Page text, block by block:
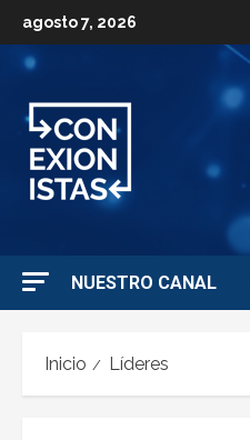
agosto 7, 2026
NUESTRO CANAL
Inicio Líderes